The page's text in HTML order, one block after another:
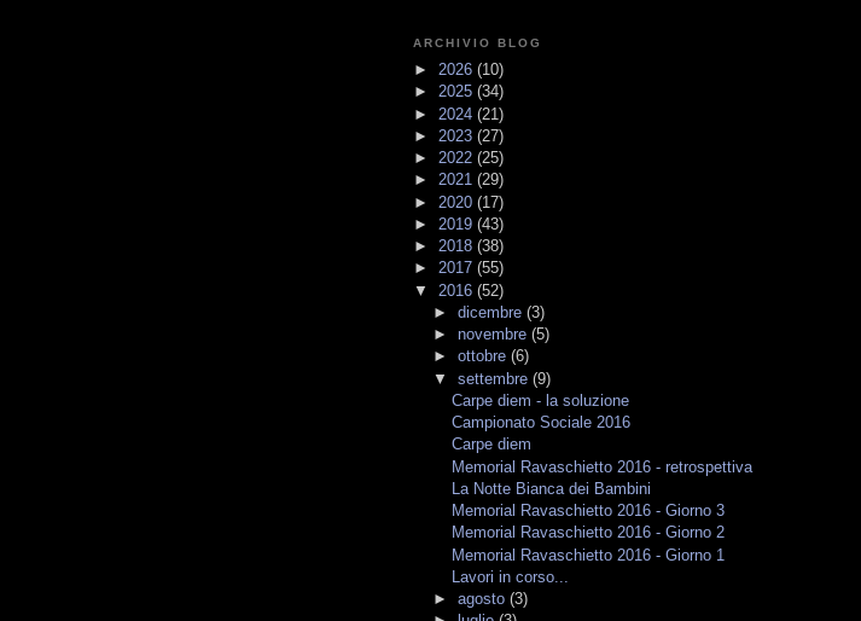
ARCHIVIO BLOG
► 2026 (10)
► 2025 (34)
► 2024 (21)
► 2023 (27)
► 2022 (25)
► 2021 (29)
► 2020 (17)
► 2019 (43)
► 2018 (38)
► 2017 (55)
▼ 2016 (52)
► dicembre (3)
► novembre (5)
► ottobre (6)
▼ settembre (9)
Carpe diem - la soluzione
Campionato Sociale 2016
Carpe diem
Memorial Ravaschietto 2016 - retrospettiva
La Notte Bianca dei Bambini
Memorial Ravaschietto 2016 - Giorno 3
Memorial Ravaschietto 2016 - Giorno 2
Memorial Ravaschietto 2016 - Giorno 1
Lavori in corso...
► agosto (3)